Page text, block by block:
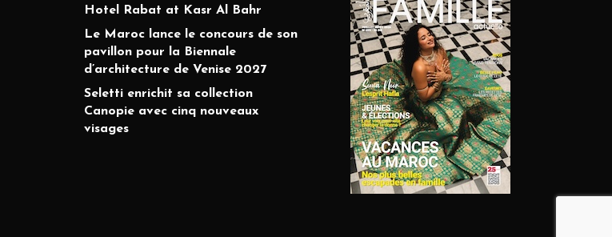
Hotel Rabat at Kasr Al Bahr
Le Maroc lance le concours de son
pavillon pour la Biennale
d’architecture de Venise 2027
Seletti enrichit sa collection
Canopie avec cinq nouveaux
visages